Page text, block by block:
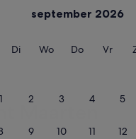
september 2026
DiDinsdag
WoWoensdag
DoDonderdag
Vr
1 2 3 4 5
9 10 11 12
Maarten